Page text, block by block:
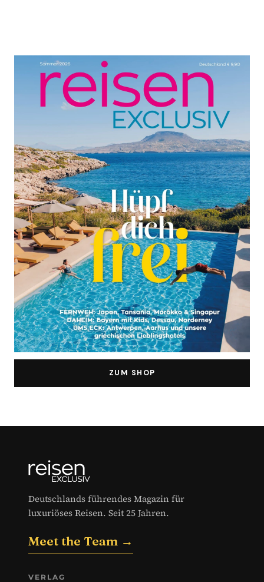
ZUM SHOP
Deutschlands führendes Magazin für
luxuriöses Reisen. Seit 25 Jahren.
Meet the Team →
VERLAG